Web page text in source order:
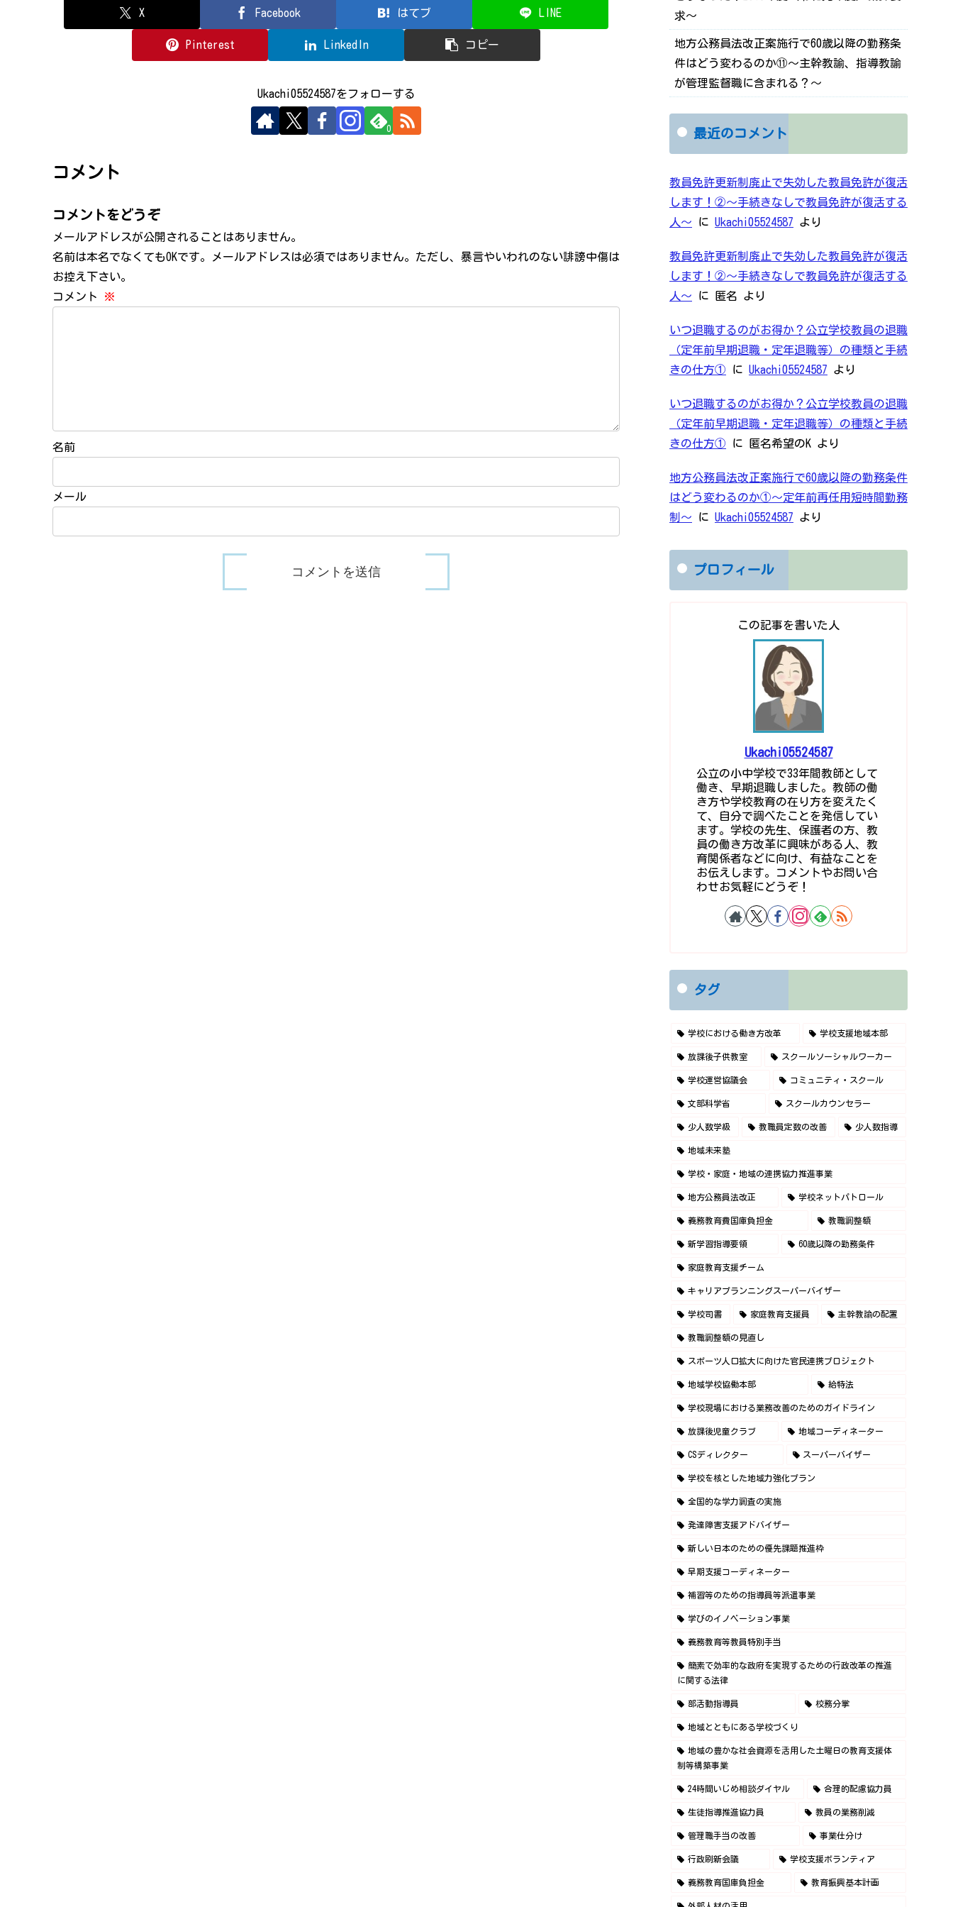
X Facebook はてブ LINE
Pinterest LinkedIn コピー
Ukachi05524587をフォローする
0
コメント
コメントをどうぞ
メールアドレスが公開されることはありません。
名前は本名でなくてもOKです。メールアドレスは必須ではありません。ただし、暴言やいわれのない誹謗中傷は
お控え下さい。
コメント
※
名前
メール
求～
地方公務員法改正案施行で60歳以降の勤務条
件はどう変わるのか⑪～主幹教諭、指導教諭
が管理監督職に含まれる？～
最近のコメント
教員免許更新制廃止で失効した教員免許が復活
します！②～手続きなしで教員免許が復活する
人～ に Ukachi05524587 より
教員免許更新制廃止で失効した教員免許が復活
します！②～手続きなしで教員免許が復活する
人～ に 匿名 より
いつ退職するのがお得か？公立学校教員の退職
（定年前早期退職・定年退職等）の種類と手続
きの仕方① に Ukachi05524587 より
いつ退職するのがお得か？公立学校教員の退職
（定年前早期退職・定年退職等）の種類と手続
きの仕方① に 匿名希望のK より
地方公務員法改正案施行で60歳以降の勤務条件
はどう変わるのか①～定年前再任用短時間勤務
制～ に Ukachi05524587 より
プロフィール
この記事を書いた人
Ukachi05524587
公立の小中学校で33年間教師として
働き、早期退職しました。教師の働
き方や学校教育の在り方を変えたく
て、自分で調べたことを発信してい
ます。学校の先生、保護者の方、教
員の働き方改革に興味がある人、教
育関係者などに向け、有益なことを
お伝えします。コメントやお問い合
わせお気軽にどうぞ！
タグ
学校における働き方改革 学校支援地域本部
放課後子供教室 スクールソーシャルワーカー
学校運営協議会 コミュニティ・スクール
文部科学省 スクールカウンセラー
少人数学級 教職員定数の改善 少人数指導
地域未来塾
学校・家庭・地域の連携協力推進事業
地方公務員法改正 学校ネットパトロール
義務教育費国庫負担金 教職調整額
新学習指導要領 60歳以降の勤務条件
家庭教育支援チーム
キャリアプランニングスーパーバイザー
学校司書 家庭教育支援員 主幹教諭の配置
教職調整額の見直し
スポーツ人口拡大に向けた官民連携プロジェクト
地域学校協働本部 給特法
学校現場における業務改善のためのガイドライン
放課後児童クラブ 地域コーディネーター
CSディレクター スーパーバイザー
学校を核とした地域力強化プラン
全国的な学力調査の実施
発達障害支援アドバイザー
新しい日本のための優先課題推進枠
早期支援コーディネーター
補習等のための指導員等派遣事業
学びのイノベーション事業
義務教育等教員特別手当
簡素で効率的な政府を実現するための行政改革の推進
に関する法律
部活動指導員 校務分掌
地域とともにある学校づくり
地域の豊かな社会資源を活用した土曜日の教育支援体
制等構築事業
24時間いじめ相談ダイヤル 合理的配慮協力員
生徒指導推進協力員 教員の業務削減
管理職手当の改善 事業仕分け
行政刷新会議 学校支援ボランティア
義務教育国庫負担金 教育振興基本計画
外部人材の活用